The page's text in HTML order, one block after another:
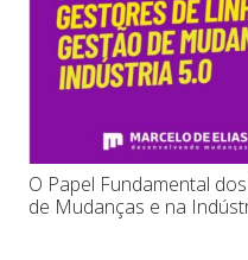
O Papel Fundamental
de Mudanças e na